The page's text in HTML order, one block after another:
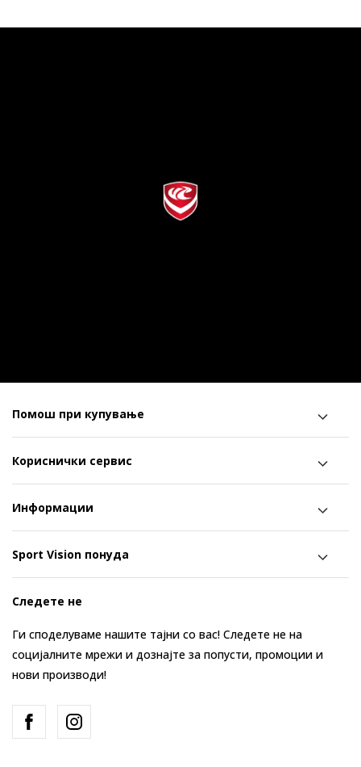
Помош при купување
Кориснички сервис
Информации
Sport Vision понуда
Следете не
Ги споделуваме нашите тајни со вас! Следете не на
социјалните мрежи и дознајте за попусти, промоции и
нови производи!